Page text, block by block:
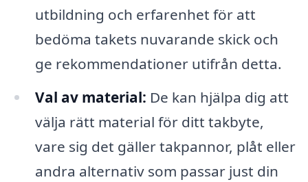
utbildning och erfarenhet för att
bedöma takets nuvarande skick och
ge rekommendationer utifrån detta.
Val av material: De kan hjälpa dig att
välja rätt material för ditt takbyte,
vare sig det gäller takpannor, plåt eller
andra alternativ som passar just din